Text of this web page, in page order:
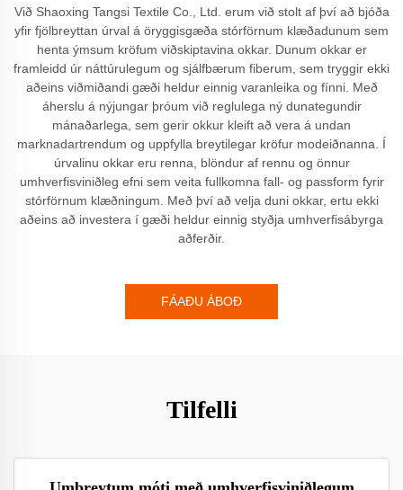
Við Shaoxing Tangsi Textile Co., Ltd. erum við stolt af því að bjóða
yfir fjölbreyttan úrval á öryggisgæða stórförnum klæðadunum sem
henta ýmsum kröfum viðskiptavina okkar. Dunum okkar er
framleidd úr náttúrulegum og sjálfbærum fiberum, sem tryggir ekki
aðeins viðmiðandi gæði heldur einnig varanleika og fínni. Með
áherslu á nýjungar þróum við reglulega ný dunategundir
mánaðarlega, sem gerir okkur kleift að vera á undan
marknadartrendum og uppfylla breytilegar kröfur modeiðnanna. Í
úrvalinu okkar eru renna, blöndur af rennu og önnur
umhverfisviniðleg efni sem veita fullkomna fall- og passform fyrir
stórförnum klæðningum. Með því að velja duni okkar, ertu ekki
aðeins að investera í gæði heldur einnig styðja umhverfisábyrga
aðferðir.
FÁAÐU ÁBOÐ
Tilfelli